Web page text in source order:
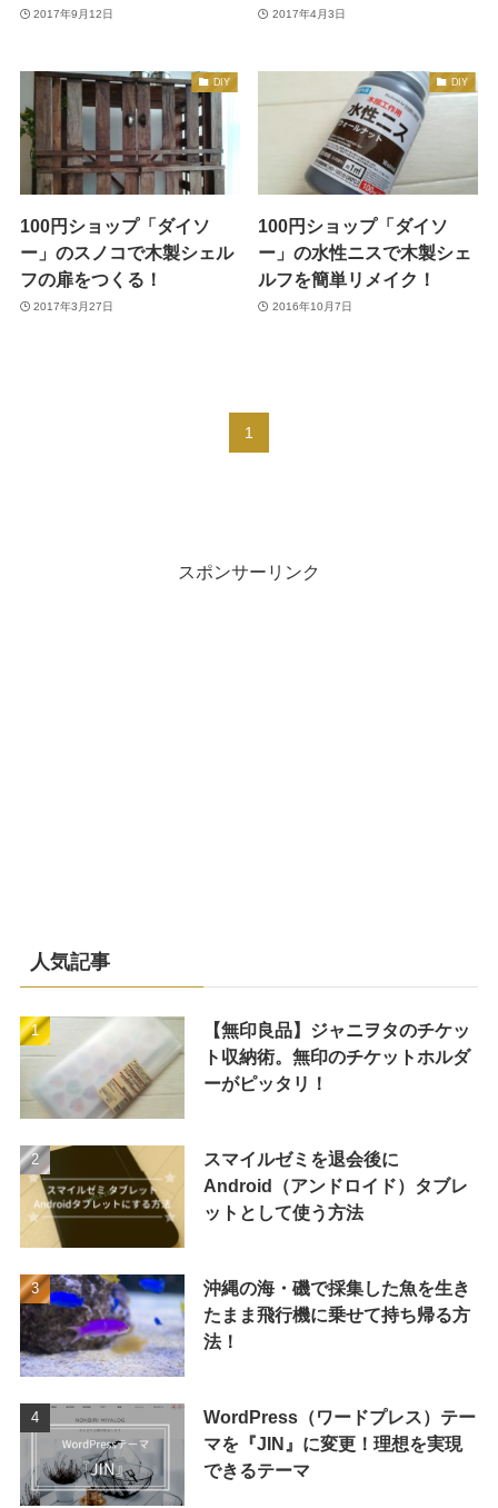
2017年9月12日 2017年4月3日
DIY
100円ショップ「ダイソ
ー」のスノコで木製シェル
フの扉をつくる！
2017年3月27日
DIY
100円ショップ「ダイソ
ー」の水性ニスで木製シェ
ルフを簡単リメイク！
2016年10月7日
1
スポンサーリンク
人気記事
【無印良品】ジャニヲタのチケッ
ト収納術。無印のチケットホルダ
ーがピッタリ！
スマイルゼミを退会後に
Android（アンドロイド）タブレ
ットとして使う方法
沖縄の海・磯で採集した魚を生き
たまま飛行機に乗せて持ち帰る方
法！
WordPress（ワードプレス）テー
マを『JIN』に変更！理想を実現
できるテーマ